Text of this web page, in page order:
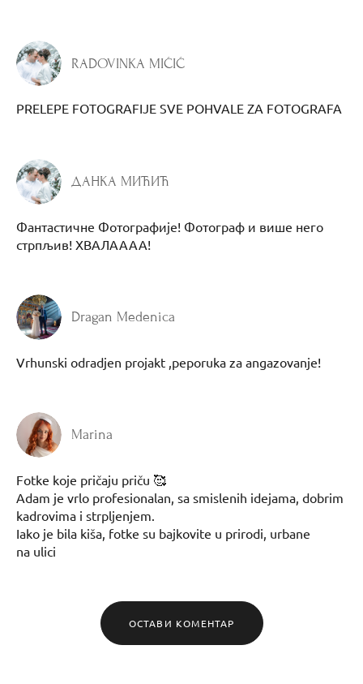
RADOVINKA MIĆIĆ
PRELEPE FOTOGRAFIJE SVE POHVALE ZA FOTOGRAFA
ДАНКА МИЋИЋ
Фантастичне Фотографије! Фотограф и више него
стрпљив! ХВАЛАААА!
Dragan Medenica
Vrhunski odradjen projakt ,peporuka za angazovanje!
Marina
Fotke koje pričaju priču 🥰
Adam je vrlo profesionalan, sa smislenih idejama, dobrim
kadrovima i strpljenjem.
Iako je bila kiša, fotke su bajkovite u prirodi, urbane
na ulici
ОСТАВИ КОМЕНТАР